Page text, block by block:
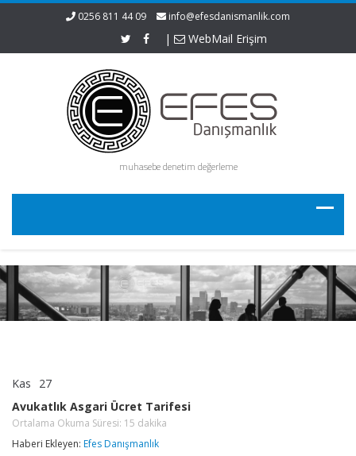
0256 811 44 09 info@efesdanismanlik.com
| WebMail Erişim
muhasebe denetim değerleme
Kas 27
Ücret
Tarifesi
Ortalama
Okuma
Avukatlık Asgari Ücret Tarifesi
Ortalama Okuma Süresi: 15 dakika
Haberi Ekleyen: Efes Danışmanlık